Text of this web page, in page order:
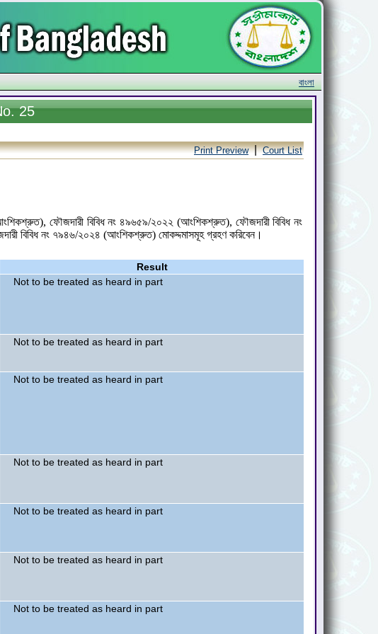
বাংলা
25
Print Preview|Court List
ফৌজদারী বিবিধ নং ৪৯৬৫৯/২০২২ (আংশিকশ্রুত), ফৌজদারী বিবিধ নং
বিবিধ নং ৭৯৪৬/২০২৪ (আংশিকশ্রুত) মোকদ্দমাসমূহ গ্রহণ করিবেন।
Result
Not to be treated as heard in part
Not to be treated as heard in part
Not to be treated as heard in part
Not to be treated as heard in part
Not to be treated as heard in part
Not to be treated as heard in part
Not to be treated as heard in part